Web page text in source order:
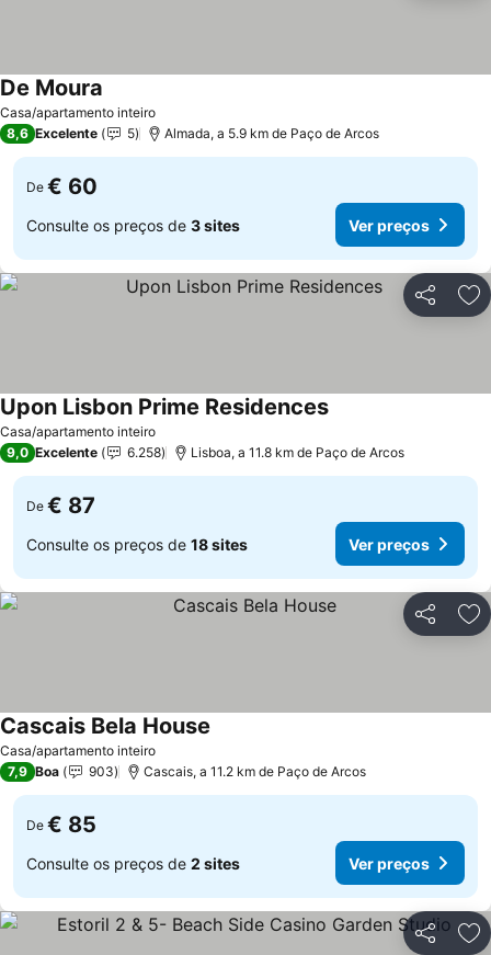
Casa/apartamento inteiro
De Moura
8,6 Excelente 5 Almada, a 5.9 km de Paço de Arcos
De € 60
Consulte os preços de 3 sites Ver preços
Partilhar
Casa/apartamento inteiro
Upon Lisbon Prime ResidencesVer preços
9,0 Excelente 6.258 Lisboa, a 11.8 km de Paço de Arcos
De € 87
Consulte os preços de 18 sites Ver preços
Partilhar
Casa/apartamento inteiro
Cascais Bela House
7,9 Boa 903 Cascais, a 11.2 km de Paço de Arcos
De € 85
Consulte os preços de 2 sites Ver preços
Partilhar